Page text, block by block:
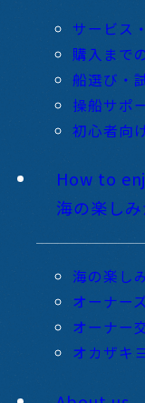
サービス
購入まで
船選び・
操船サポ
初心者向
How to
海の楽し
海の楽し
オーナー
オーナー
オカザキ